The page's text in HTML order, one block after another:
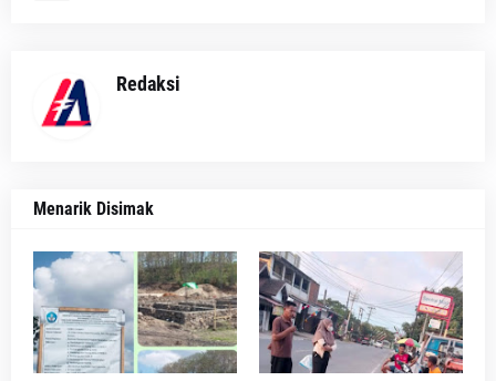
Redaksi
Menarik Disimak